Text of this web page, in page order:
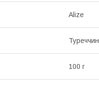
Alize
100 г